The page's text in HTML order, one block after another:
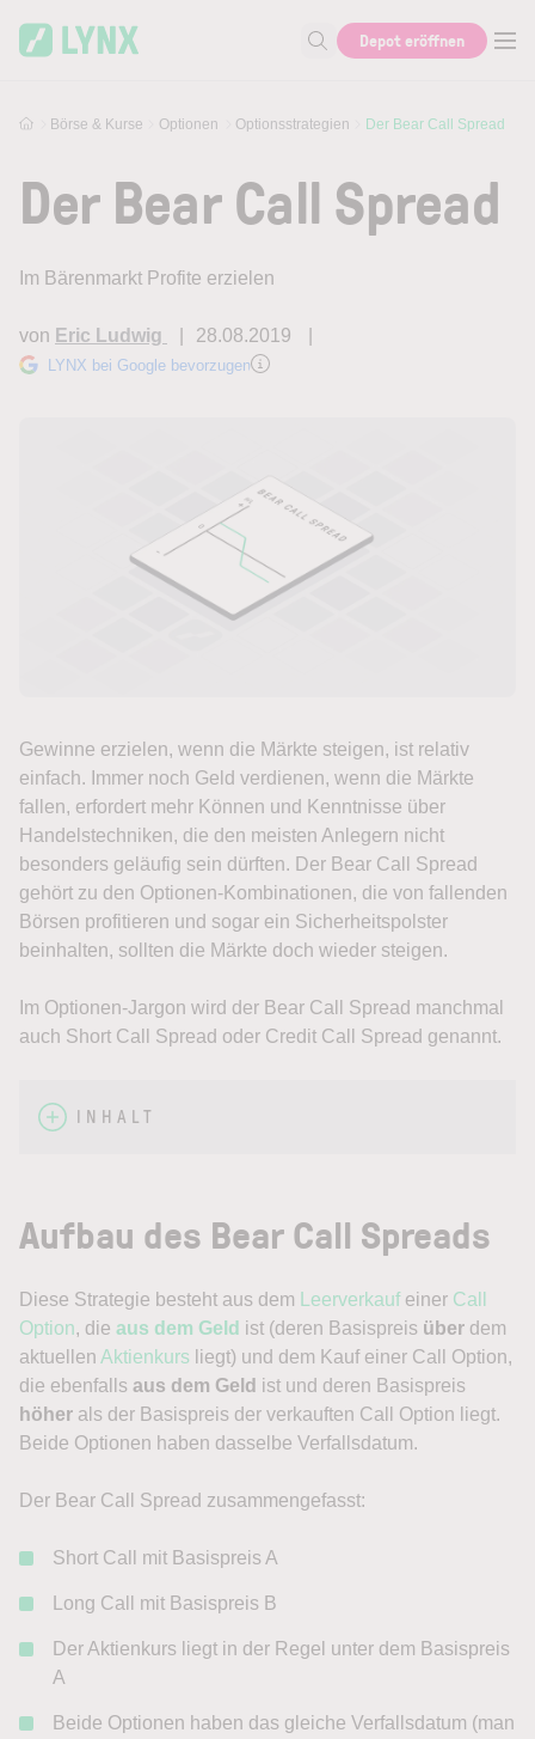
Suche nach Aktie, Autor...
Depot eröffnen
Börse & Kurse Optionen Optionsstrategien Der Bear Call Spread
Der Bear Call Spread
Im Bärenmarkt Profite erzielen
von Eric Ludwig 28.08.2019
LYNX bei Google bevorzugen
Gewinne erzielen, wenn die Märkte steigen, ist relativ
einfach. Immer noch Geld verdienen, wenn die Märkte
fallen, erfordert mehr Können und Kenntnisse über
Handelstechniken, die den meisten Anlegern nicht
besonders geläufig sein dürften. Der Bear Call Spread
gehört zu den Optionen-Kombinationen, die von fallenden
Börsen profitieren und sogar ein Sicherheitspolster
beinhalten, sollten die Märkte doch wieder steigen.
Im Optionen-Jargon wird der Bear Call Spread manchmal
auch Short Call Spread oder Credit Call Spread genannt.
INHALT
Aufbau des Bear Call Spreads
Diese Strategie besteht aus dem Leerverkaufeiner Call
Option, die aus dem Geld ist (deren Basispreis über dem
aktuellen Aktienkurs liegt) und dem Kauf einer Call Option,
die ebenfalls aus dem Geld ist und deren Basispreis
höher als der Basispreis der verkauften Call Option liegt.
Beide Optionen haben dasselbe Verfallsdatum.
Der Bear Call Spread zusammengefasst:
Short Call mit Basispreis A
Long Call mit Basispreis B
Der Aktienkurs liegt in der Regel unter dem Basispreis
A
Beide Optionen haben das gleiche Verfallsdatum (man